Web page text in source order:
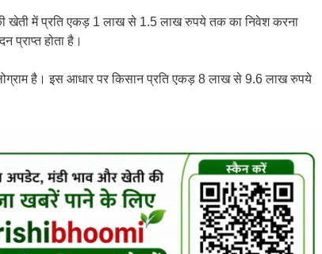
खेती में प्रति एकड़ 1 लाख से 1.5 लाख रुपये तक का निवेश करना
प्राप्त होता है।
है। इस आधार पर किसान प्रति एकड़ 8 लाख से 9.6 लाख रुपये